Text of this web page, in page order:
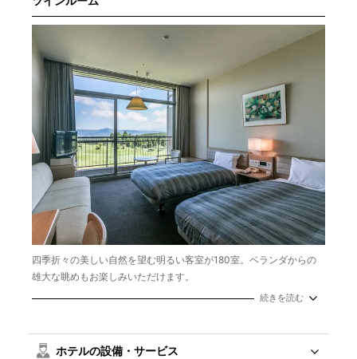
四季折々の美しい自然を望む明るい客室が180室。ベランダからの
雄大な眺めもお楽しみいただけます。
続きを読む
ホテルの設備・サービス